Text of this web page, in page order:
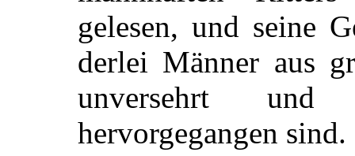
gelesen, und seine
derlei Männer aus
unversehrt
hervorgegangen sind.